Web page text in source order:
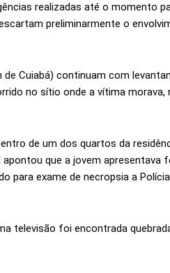
realizadas até o momento
preliminarmente o
de Cuiabá) continuam com
no sítio onde a vítima
de um dos quartos da
que a jovem apresentava
para exame de necropsia a
televisão foi encontrada